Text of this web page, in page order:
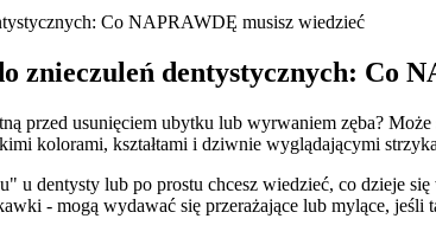
Co NAPRAWDĘ musisz wiedzieć
dentystycznych: Co
przed usunięciem ubytku lub wyrwaniem zęba?
kolorami, kształtami i dziwnie wyglądającymi
dentysty lub po prostu chcesz wiedzieć, co dzieje
- mogą wydawać się przerażające lub mylące, jeśli